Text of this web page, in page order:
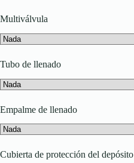
Multiválvula
Tubo de llenado
Empalme de llenado
Cubierta de protección del depósito